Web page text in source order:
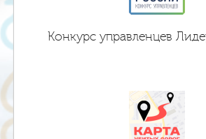
Конкурс управленцев